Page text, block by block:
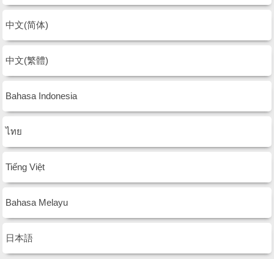
中文(简体)
中文(繁體)
Bahasa Indonesia
ไทย
Tiếng Việt
Bahasa Melayu
日本語